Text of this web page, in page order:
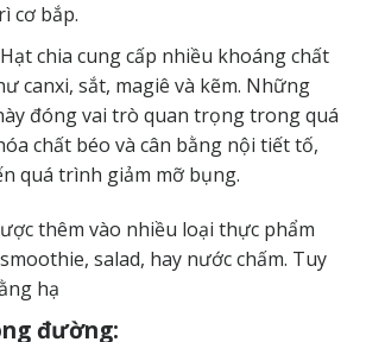
cơ bắp.
chia cung cấp nhiều khoáng chất
canxi, sắt, magiê và kẽm. Những
đóng vai trò quan trọng trong quá
chất béo và cân bằng nội tiết tố,
quá trình giảm mỡ bụng.
thêm vào nhiều loại thực phẩm
salad, hay nước chấm. Tuy
hạ
đường: